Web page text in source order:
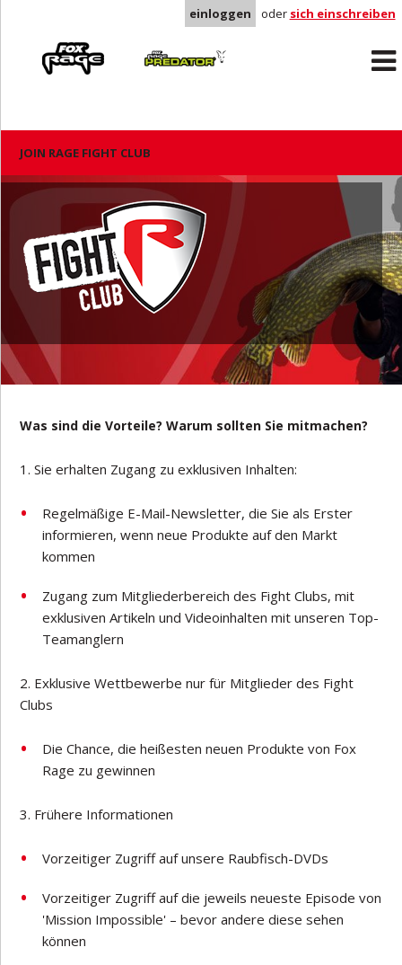
einloggen oder sich einschreiben
Predator
JOIN RAGE FIGHT CLUB
Was sind die Vorteile? Warum sollten Sie mitmachen?
Sie erhalten Zugang zu exklusiven Inhalten:
Regelmäßige E-Mail-Newsletter, die Sie als Erster
informieren, wenn neue Produkte auf den Markt
kommen
Zugang zum Mitgliederbereich des Fight Clubs, mit
exklusiven Artikeln und Videoinhalten mit unseren Top-
Teamanglern
Exklusive Wettbewerbe nur für Mitglieder des Fight
Clubs
Die Chance, die heißesten neuen Produkte von Fox
Rage zu gewinnen
Frühere Informationen
Vorzeitiger Zugriff auf unsere Raubfisch-DVDs
Vorzeitiger Zugriff auf die jeweils neueste Episode von
'Mission Impossible' – bevor andere diese sehen
können